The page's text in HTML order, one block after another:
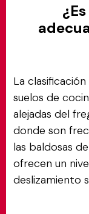
La
suelos de
alejadas del
donde son
las baldosas
ofrecen un
deslizamiento